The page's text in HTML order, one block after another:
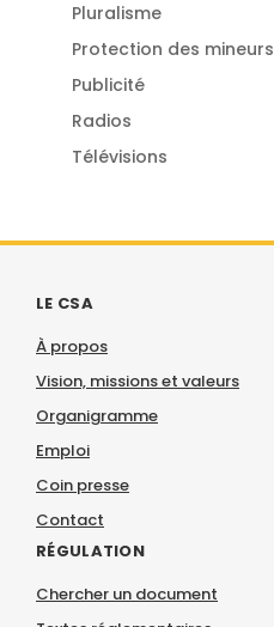
Pluralisme
Protection des mineurs
Publicité
Radios
Télévisions
LE CSA
À propos
Vision, missions et valeurs
Organigramme
Emploi
Coin presse
Contact
RÉGULATION
Chercher un document